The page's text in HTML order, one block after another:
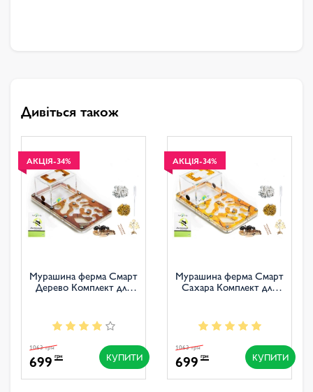
Дивіться також
АКЦІЯ-34%
Мурашина ферма Смарт
Дерево Комплект для
699 грн
1063 грн
КУПИТИ
АКЦІЯ-34%
Мурашина ферма Смарт
Сахара Комплект для
699 грн
1063 грн
КУПИТИ